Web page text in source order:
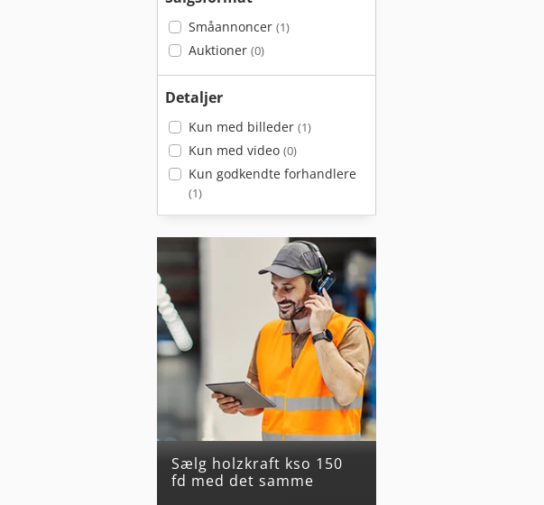
Småannoncer (1)
Auktioner (0)
Detaljer
Kun med billeder (1)
Kun med video (0)
Kun godkendte forhandlere
(1)
Sælg holzkraft kso 150
fd med det samme